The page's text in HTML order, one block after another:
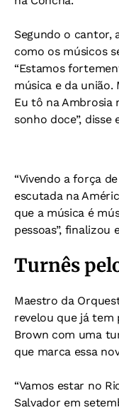
Segundo o cantor,
como os músicos
“Estamos
música e da união.
Eu tô na Ambrosia
sonho doce”, disse
“Vivendo a força
escutada na
que a música é
pessoas”, finalizou
Turnês
Maestro da
revelou que já tem
Brown com uma
que marca essa
“Vamos estar no
Salvador em